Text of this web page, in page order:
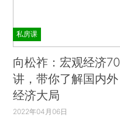
私房课
向松祚：宏观经济70
讲，带你了解国内外
经济大局
2022年04月06日